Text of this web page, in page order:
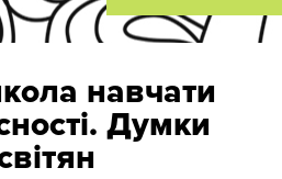
навчати
Думки